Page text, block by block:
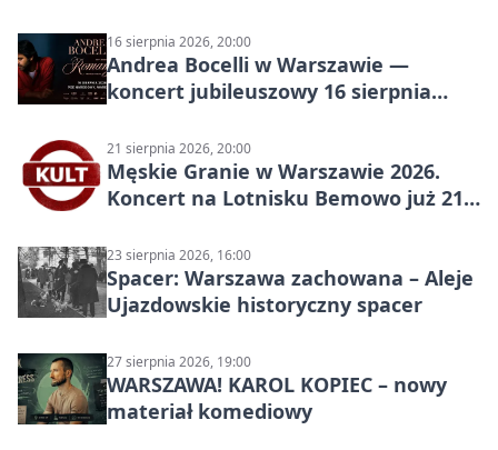
16 sierpnia 2026, 20:00
Andrea Bocelli w Warszawie —
koncert jubileuszowy 16 sierpnia
21 sierpnia 2026, 20:00
Męskie Granie w Warszawie 2026.
Koncert na Lotnisku Bemowo już 21
23 sierpnia 2026, 16:00
Spacer: Warszawa zachowana – Aleje
Ujazdowskie historyczny spacer
27 sierpnia 2026, 19:00
WARSZAWA! KAROL KOPIEC – nowy
materiał komediowy